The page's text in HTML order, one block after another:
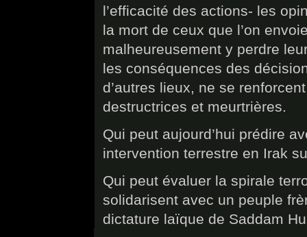
l’efficacité des actions- les
la mort de ceux que l’on
malheureusement y perdre
les conséquences des
d’autres lieux, ne se
destructrices et meurtrières.
Qui peut aujourd’hui prédire
intervention terrestre en Irak
Qui peut évaluer la spirale
solidarisent avec un peuple
dictature laïque de Saddam